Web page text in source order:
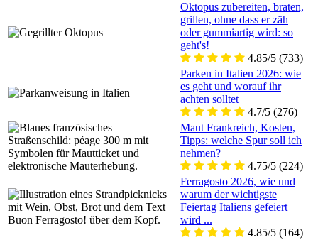
Oktopus zubereiten, braten,
grillen, ohne dass er zäh
oder gummiartig wird: so
geht's!
4.85/5 (733)
Parken in Italien 2026: wie
es geht und worauf ihr
achten solltet
4.7/5 (276)
Maut Frankreich, Kosten,
Tipps: welche Spur soll ich
nehmen?
4.75/5 (224)
Ferragosto 2026, wie und
warum der wichtigste
Feiertag Italiens gefeiert
wird ...
4.85/5 (164)